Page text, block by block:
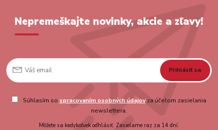
Nepremeškajte novinky, akcie a zľavy!
Prihlásiť sa
Súhlasím so spracovaním osobných údajovza účelom zasielania
newslettera.
Môžete sa kedykoľvek odhlásiť. Zasielame raz za 14 dní.